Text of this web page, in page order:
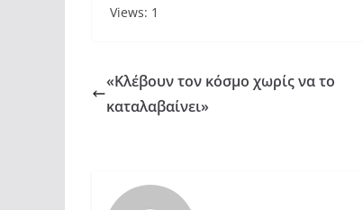
Views: 1
«Κλέβουν τον κόσμο χωρίς να το
καταλαβαίνει»